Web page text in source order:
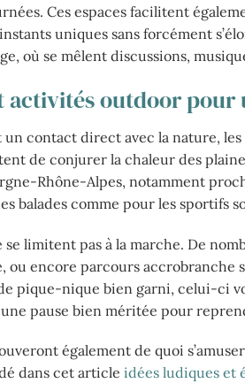
Ces espaces facilitent
uniques sans forcément
où se mêlent discussions,
activités outdoor
contact direct avec la nature,
de conjurer la chaleur des
Rhône-Alpes, notamment
balades comme pour les sportifs
limitent pas à la marche. De
ou encore parcours
pique-nique bien garni, celui-ci
pause bien méritée pour
également de quoi
dans cet article idées ludiques et